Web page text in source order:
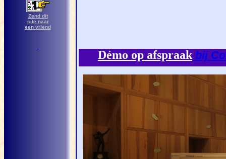
Zend dit
site naar
een vriend
Démo op afspraakbij